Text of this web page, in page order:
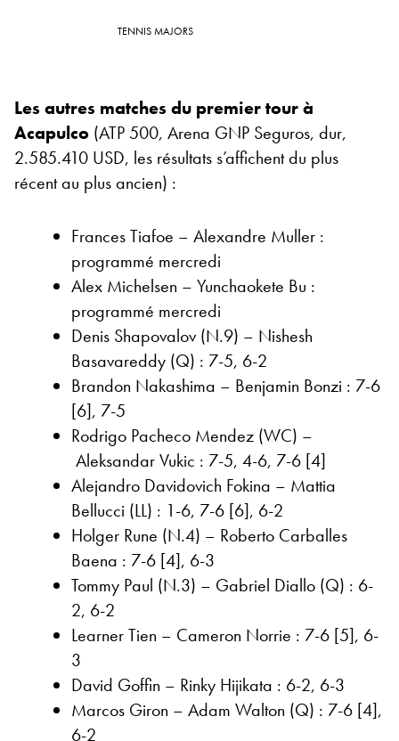
TENNIS MAJORS
Les autres matches du premier tour à
Acapulco (ATP 500, Arena GNP Seguros, dur,
2.585.410 USD, les résultats s’affichent du plus
récent au plus ancien) :
Frances Tiafoe – Alexandre Muller :
programmé mercredi
Alex Michelsen – Yunchaokete Bu :
programmé mercredi
Denis Shapovalov (N.9) – Nishesh
Basavareddy (Q) : 7-5, 6-2
Brandon Nakashima – Benjamin Bonzi : 7-6
[6], 7-5
Rodrigo Pacheco Mendez (WC) –
Aleksandar Vukic : 7-5, 4-6, 7-6 [4]
Alejandro Davidovich Fokina – Mattia
Bellucci (LL) : 1-6, 7-6 [6], 6-2
Holger Rune (N.4) – Roberto Carballes
Baena : 7-6 [4], 6-3
Tommy Paul (N.3) – Gabriel Diallo (Q) : 6-
2, 6-2
Learner Tien – Cameron Norrie : 7-6 [5], 6-
3
David Goffin – Rinky Hijikata : 6-2, 6-3
Marcos Giron – Adam Walton (Q) : 7-6 [4],
6-2